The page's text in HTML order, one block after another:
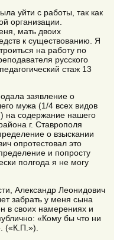
уйти с работы, так как
организации.
мать двоих
к существованию. Я
на работу по
русского
стаж 13
заявление о
мужа (1/4 всех видов
на содержание нашего
г. Ставрополя
о взыскании
опротестовал это
и попросту
полгода я не могу
Александр Леонидович
забрать у меня сына
в своих намерениях и
«Кому бы что ни
(«К.П.»).